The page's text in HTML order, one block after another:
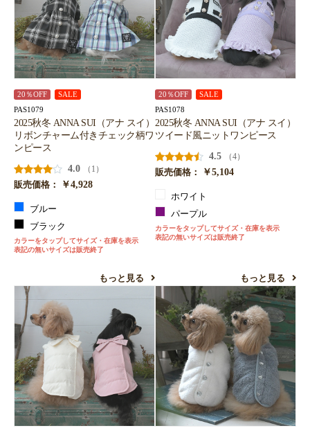
20％OFF SALE
PAS1079
2025秋冬 ANNA SUI（アナ スイ）
リボンチャーム付きチェック柄ワ
ンピース
4.0
（1）
販売価格：
￥4,928
ブルー
ブラック
カラーをタップしてサイズ・在庫を表示
表記の無いサイズは販売終了
もっと見る
20％OFF SALE
PAS1078
2025秋冬 ANNA SUI（アナ スイ）
ツイード風ニットワンピース
4.5
（4）
販売価格：
￥5,104
ホワイト
パープル
カラーをタップしてサイズ・在庫を表示
表記の無いサイズは販売終了
もっと見る